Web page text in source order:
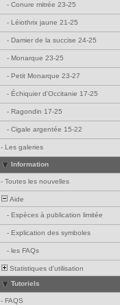
- Conure mitrée 23-25
- Léiothrix jaune 21-25
- Damier de la succise 24-25
- Monarque 23-25
- Petit Monarque 23-27
- Échiquier d'Occitanie 17-25
- Ragondin 17-25
- Cigale argentée 15-22
- Les galeries
Information
- Toutes les nouvelles
Aide
- Espèces à publication limitée
- Explication des symboles
- les FAQs
Statistiques d'utilisation
Tutoriels
- FAQS